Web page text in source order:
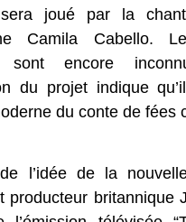
joué par la
Camila Cabello.
sont encore
du projet indique
du conte de fées
de l’idée de la
producteur britannique